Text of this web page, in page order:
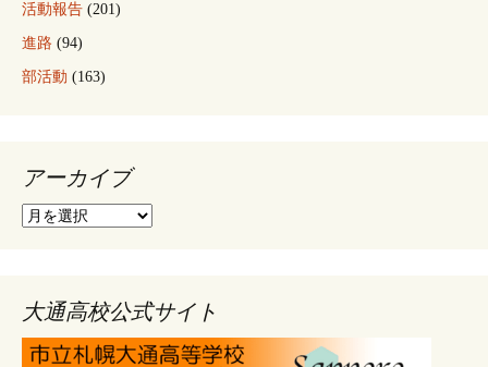
活動報告 (201)
進路 (94)
部活動 (163)
アーカイブ
ア
ブ
大通高校公式サイト